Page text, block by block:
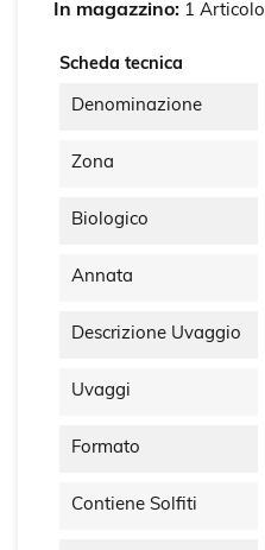
In magazzino: 1 Articolo
Scheda tecnica
Denominazione
Zona
Biologico
Annata
Descrizione Uvaggio
Uvaggi
Formato
Contiene Solfiti